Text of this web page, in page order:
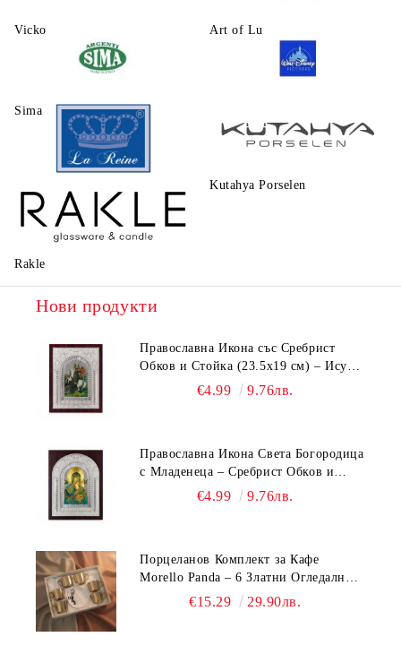
Vicko Art of Luxury Ware
Sima
La Reine Kutahya Porselen
Rakle
Нови продукти
Православна Икона със Сребрист
Обков и Стойка (23.5х19 см) – Исус
Христос, Св. Георги, Св. Николай
€4.99 9.76лв.
Православна Икона Света Богородица
с Младенеца – Сребрист Обков и
Стойка (23.5х19 см, 6 Модела)
€4.99 9.76лв.
Порцеланов Комплект за Кафе
Morello Panda – 6 Златни Огледални
Чаши с Анаморфно Отражение и
€15.29 29.90лв.